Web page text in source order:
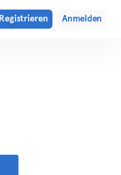
Registrieren Anmelden